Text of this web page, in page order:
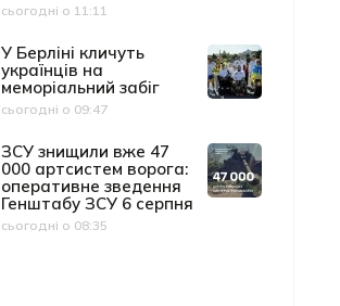
Дата публікації
сьогодні о 11:11
У Берліні кличуть
українців на
меморіальний забіг
Дата публікації
сьогодні о 09:47
ЗСУ знищили вже 47
000 артсистем ворога:
оперативне зведення
Генштабу ЗСУ 6 серпня
Дата публікації
сьогодні о 08:35